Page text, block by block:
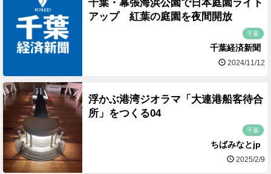
千葉・幕張海浜公園で日本庭園ライト
アップ 紅葉の庭園を夜間開放
千葉
千葉経済新聞
2024/11/12
浮かぶ港湾ジオラマ「大連港船客待合
所」をつくる04
千葉
ちばみなとjp
2025/2/9